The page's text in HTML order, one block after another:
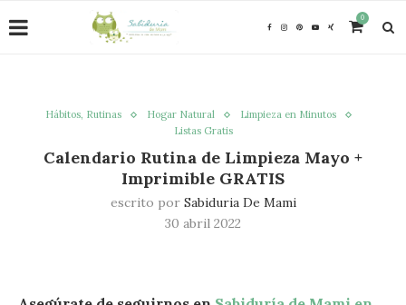
0
Hábitos, Rutinas Hogar Natural
Limpieza en Minutos
Listas Gratis
Calendario Rutina de Limpieza Mayo +
Imprimible GRATIS
escrito por Sabiduria De Mami
30 abril 2022